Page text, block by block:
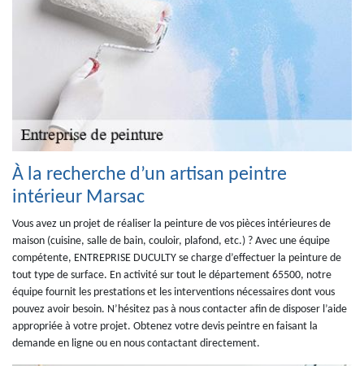
À la recherche d’un artisan peintre
intérieur Marsac
Vous avez un projet de réaliser la peinture de vos pièces intérieures de
maison (cuisine, salle de bain, couloir, plafond, etc.) ? Avec une équipe
compétente, ENTREPRISE DUCULTY se charge d’effectuer la peinture de
tout type de surface. En activité sur tout le département 65500, notre
équipe fournit les prestations et les interventions nécessaires dont vous
pouvez avoir besoin. N’hésitez pas à nous contacter afin de disposer l’aide
appropriée à votre projet. Obtenez votre devis peintre en faisant la
demande en ligne ou en nous contactant directement.